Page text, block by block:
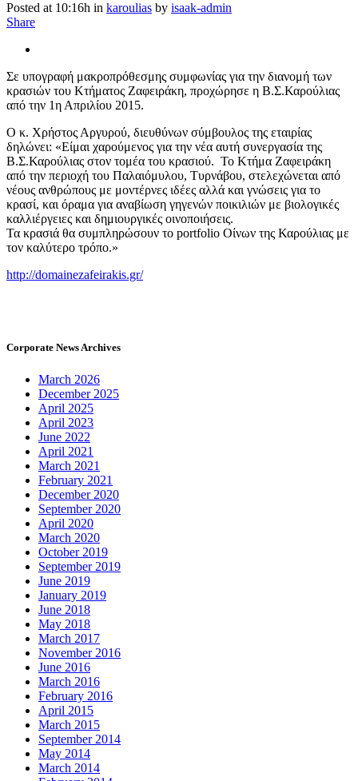
Posted at 10:16h in karoulias by isaak-admin
Share
Σε υπογραφή μακροπρόθεσμης συμφωνίας για την διανομή των
κρασιών του Κτήματος Ζαφειράκη, προχώρησε η Β.Σ.Καρούλιας
από την 1η Απριλίου 2015.
Ο κ. Χρήστος Αργυρού, διευθύνων σύμβουλος της εταιρίας
δηλώνει: «Είμαι χαρούμενος για την νέα αυτή συνεργασία της
Β.Σ.Καρούλιας στον τομέα του κρασιού. Το Κτήμα Ζαφειράκη
από την περιοχή του Παλαιόμυλου, Τυρνάβου, στελεχώνεται από
νέους ανθρώπους με μοντέρνες ιδέες αλλά και γνώσεις για το
κρασί, και όραμα για αναβίωση γηγενών ποικιλιών με βιολογικές
καλλιέργειες και δημιουργικές οινοποιήσεις.
Τα κρασιά θα συμπληρώσουν το portfolio Οίνων της Καρούλιας με
τον καλύτερο τρόπο.»
http://domainezafeirakis.gr/
Corporate News Archives
March 2026
December 2025
April 2025
April 2023
June 2022
April 2021
March 2021
February 2021
December 2020
September 2020
April 2020
March 2020
October 2019
September 2019
June 2019
January 2019
June 2018
May 2018
March 2017
November 2016
June 2016
March 2016
February 2016
April 2015
March 2015
September 2014
May 2014
March 2014